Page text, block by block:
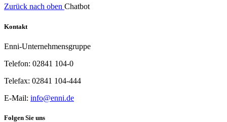
Zurück nach oben Chatbot
Kontakt
Enni-Unternehmensgruppe
Telefon: 02841 104-0
Telefax: 02841 104-444
E-Mail: info@enni.de
Folgen Sie uns